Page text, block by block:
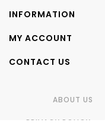
INFORMATION
MY ACCOUNT
CONTACT US
ABOUT US
PRIVACY POLICY